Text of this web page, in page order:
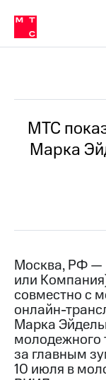
Медиа-центр
и акционерам
Устойчивое
Комплаенс и деловая
Карьера
История
Медиа-центр
Пресс-
релизы
МТС
о
в МТС
Пресс-
релизы
о
МТС
Марка
Москва, РФ —
или
совместно с
онлайн-
Марка
за главным
10 июля в